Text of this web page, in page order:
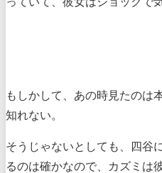
もしかして、あの時見たのは
知れない。
そうじゃないとしても、四谷
るのは確かなので、カズミは